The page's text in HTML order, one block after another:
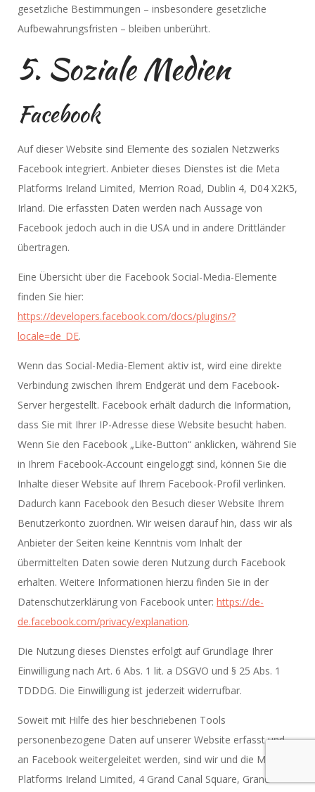
gesetzliche Bestimmungen – insbesondere gesetzliche
Aufbewahrungsfristen – bleiben unberührt.
5. Soziale Medien
Facebook
Auf dieser Website sind Elemente des sozialen Netzwerks
Facebook integriert. Anbieter dieses Dienstes ist die Meta
Platforms Ireland Limited, Merrion Road, Dublin 4, D04 X2K5,
Irland. Die erfassten Daten werden nach Aussage von
Facebook jedoch auch in die USA und in andere Drittländer
übertragen.
Eine Übersicht über die Facebook Social-Media-Elemente
finden Sie hier:
https://developers.facebook.com/docs/plugins/?
locale=de_DE.
Wenn das Social-Media-Element aktiv ist, wird eine direkte
Verbindung zwischen Ihrem Endgerät und dem Facebook-
Server hergestellt. Facebook erhält dadurch die Information,
dass Sie mit Ihrer IP-Adresse diese Website besucht haben.
Wenn Sie den Facebook „Like-Button“ anklicken, während Sie
in Ihrem Facebook-Account eingeloggt sind, können Sie die
Inhalte dieser Website auf Ihrem Facebook-Profil verlinken.
Dadurch kann Facebook den Besuch dieser Website Ihrem
Benutzerkonto zuordnen. Wir weisen darauf hin, dass wir als
Anbieter der Seiten keine Kenntnis vom Inhalt der
übermittelten Daten sowie deren Nutzung durch Facebook
erhalten. Weitere Informationen hierzu finden Sie in der
Datenschutzerklärung von Facebook unter: https://de-
de.facebook.com/privacy/explanation.
Die Nutzung dieses Dienstes erfolgt auf Grundlage Ihrer
Einwilligung nach Art. 6 Abs. 1 lit. a DSGVO und § 25 Abs. 1
TDDDG. Die Einwilligung ist jederzeit widerrufbar.
Soweit mit Hilfe des hier beschriebenen Tools
personenbezogene Daten auf unserer Website erfasst und
an Facebook weitergeleitet werden, sind wir und die Meta
Platforms Ireland Limited, 4 Grand Canal Square, Grand